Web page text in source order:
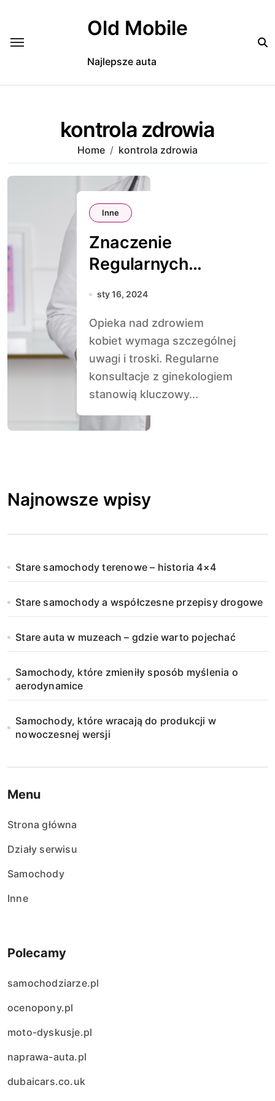
Old Mobile
Najlepsze auta
kontrola zdrowia
Home kontrola zdrowia
Inne
Znaczenie
Regularnych
Konsultacji z
Zdrowia Kobiet
sty 16, 2024
Opieka nad zdrowiem
kobiet wymaga szczególnej
uwagi i troski. Regularne
konsultacje z ginekologiem
stanowią kluczowy...
Najnowsze wpisy
Stare samochody terenowe – historia 4×4
Stare samochody a współczesne przepisy drogowe
Stare auta w muzeach – gdzie warto pojechać
Samochody, które zmieniły sposób myślenia o
aerodynamice
Samochody, które wracają do produkcji w
nowoczesnej wersji
Menu
Strona główna
Działy serwisu
Samochody
Inne
Polecamy
samochodziarze.pl
ocenopony.pl
moto-dyskusje.pl
naprawa-auta.pl
dubaicars.co.uk